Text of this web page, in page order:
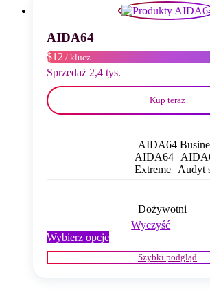
wybrać
AIDA64
$12 / klucz
Sprzedaż 2,4 tys.
Kup teraz
AIDA64
AIDA64
Extreme
Audyt
Dożywotni
Wyczyść
Wybierz opcjeTen
produkt
ma
Szybki podgląd